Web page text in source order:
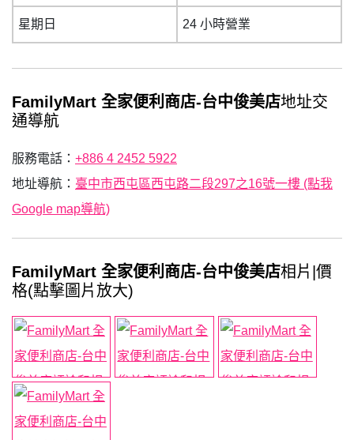
星期日 24 小時營業
FamilyMart 全家便利商店-台中俊美店地址交
通導航
服務電話： +886 4 2452 5922
地址導航： 臺中市西屯區西屯路二段297之16號一樓 (點我
Google map導航)
FamilyMart 全家便利商店-台中俊美店相片|價
格(點擊圖片放大)